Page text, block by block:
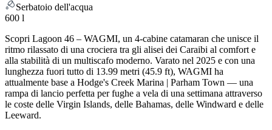
Serbatoio dell'acqua
600 l
Scopri Lagoon 46 – WAGMI, un 4-cabine catamaran che unisce il
ritmo rilassato di una crociera tra gli alisei dei Caraibi al comfort e
alla stabilità di un multiscafo moderno. Varato nel 2025 e con una
lunghezza fuori tutto di 13.99 metri (45.9 ft), WAGMI ha
attualmente base a Hodge's Creek Marina | Parham Town — una
rampa di lancio perfetta per fughe a vela di una settimana attraverso
le coste delle Virgin Islands, delle Bahamas, delle Windward e delle
Leeward.